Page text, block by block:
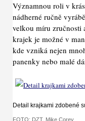
Významnou roli v
nádherné ručně
velkou míru zručnosti
krajek je možné v
kde vzniká nejen
panenky nebo malé
Detail krajkami zdobené
FOTO: DZT, Mike Corey